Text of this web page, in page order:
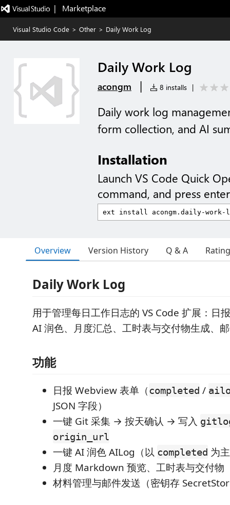
|   Marketplace
Visual Studio Code > Other > Daily Work Log
Daily Work Log
acongm | 8 installs |
Daily work log
form collection, and AI
Installation
Launch VS Code Quick
command, and press
Overview Version History Q & A
Daily Work Log
用于管理每日工作日志的 VS Code 扩展：日
AI 润色、月度汇总、工时表与交付物生成、
功能
日报 Webview 表单（completed /
JSON 字段）
一键 Git 采集 → 按天确认 → 写入
origin_url
一键 AI 润色 AILog（以 completed 为
月度 Markdown 预览、工时表与交付物
材料管理与邮件发送（密钥存